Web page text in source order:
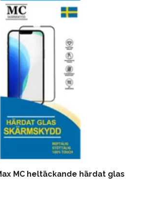
MC heltäckande härdat glas